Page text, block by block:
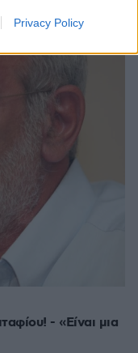
Privacy Policy
- «Είναι μια